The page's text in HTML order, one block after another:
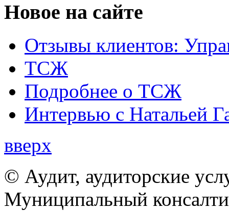
Новое на сайте
Отзывы клиентов:
ТСЖ
Подробнее о ТСЖ
Интервью с Натальей
вверх
© Аудит, аудиторские
Муниципальный